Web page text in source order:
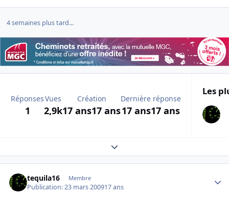
4 semaines plus tard...
Réponses
1
Vues
2,9k
Création
17 ans17 ans
Dernière réponse
17 ans17 ans
Les
Expand topic overview
tequila16 Membre
Publication:23 mars 200917 ans